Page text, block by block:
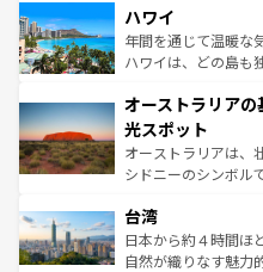
着のスイス情報は
のような巨大都市は
ンメントが詰まった
西部には大自然が広
部のニューオーリン
文化が魅力。旅行者
しみながら、その多
るだろう。車でのロ
情報は
ハワイ
年間を通じて温暖な
ハワイは、どの島も
ワイ島は見逃せない
島だが、静かな自然
おすすめ。エメラル
文化や歴史が息づい
人々、おいしいロー
ク、伝統的なフラダ
っている。訪れるた
オーストラリア
光スポット
オーストラリアは、
シドニーのシンボル
リアリーフや大陸中
ク）、タスマニアの
ど、見どころがたく
台湾
日本から約４時間ほ
自然が織りなす魅力